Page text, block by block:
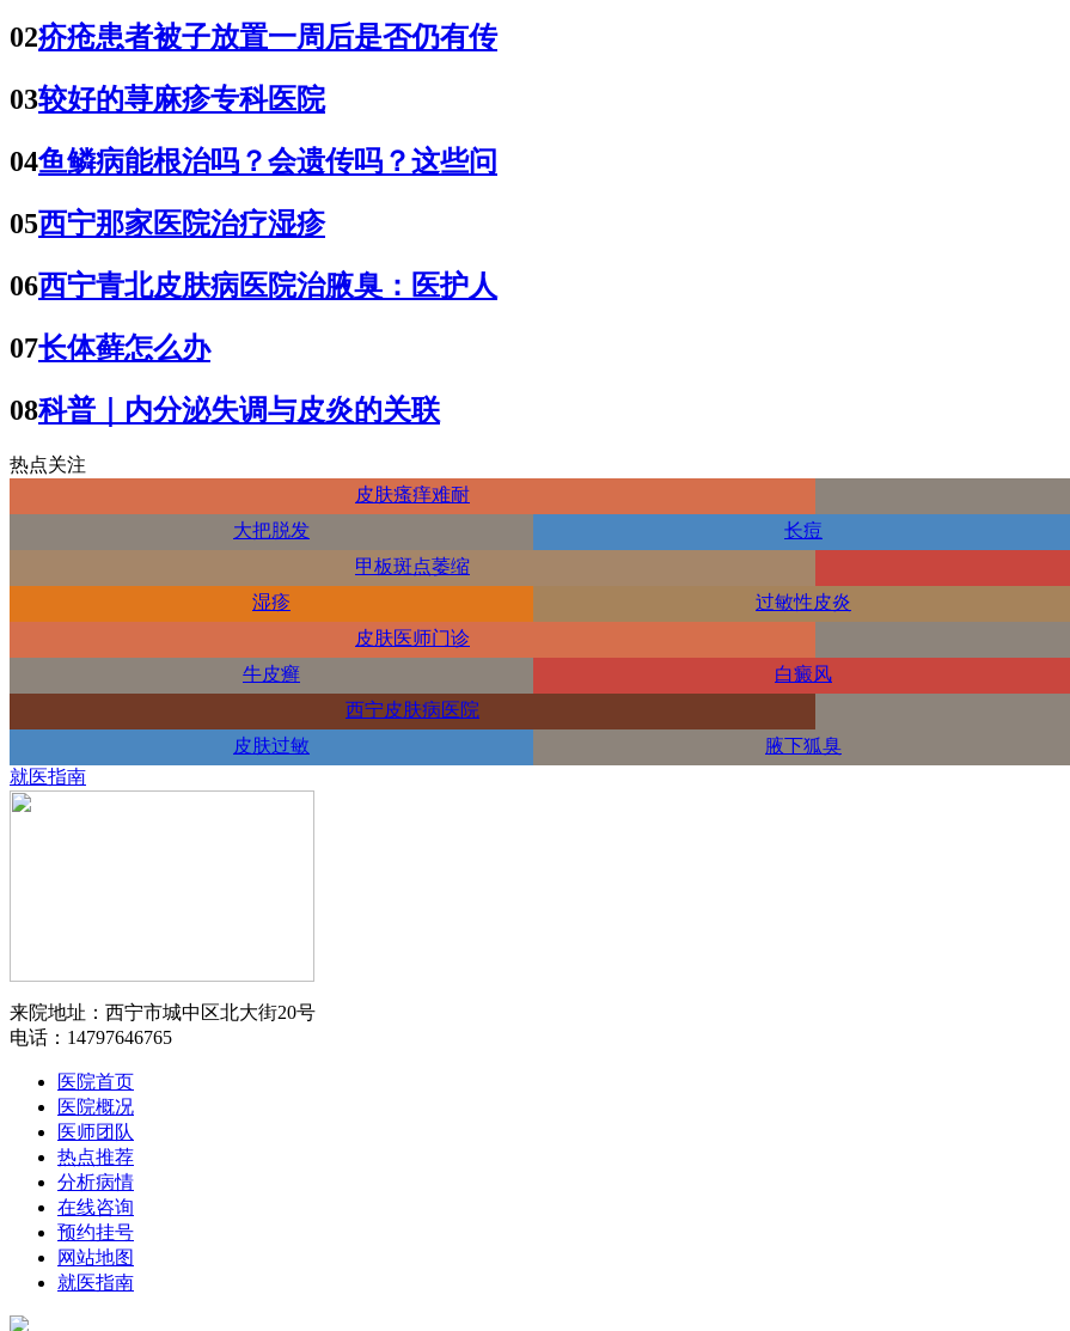
02疥疮患者被子放置一周后是否仍有传
03较好的荨麻疹专科医院
04鱼鳞病能根治吗？会遗传吗？这些问
05西宁那家医院治疗湿疹
06西宁青北皮肤病医院治腋臭：医护人
07长体藓怎么办
08科普｜内分泌失调与皮炎的关联
热点关注
皮肤瘙痒难耐
大把脱发
长痘
甲板斑点萎缩
湿疹
过敏性皮炎
皮肤医师门诊
牛皮癣
白癜风
西宁皮肤病医院
皮肤过敏
腋下狐臭
就医指南
来院地址：西宁市城中区北大街20号
电话：14797646765
医院首页
医院概况
医师团队
热点推荐
分析病情
在线咨询
预约挂号
网站地图
就医指南